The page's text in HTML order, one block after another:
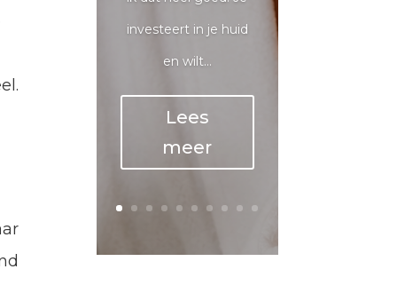
investeert in je huid
en wilt...
Lees
meer